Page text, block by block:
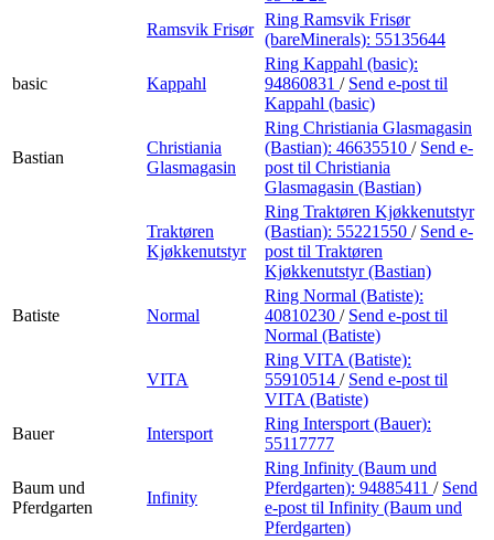
Ramsvik Frisør
Ring Ramsvik Frisør
(bareMinerals): 55135644
basic Kappahl
Ring Kappahl (basic):
94860831 / Send e-post til
Kappahl (basic)
Bastian
Christiania
Glasmagasin
Ring Christiania Glasmagasin
(Bastian): 46635510 / Send e-
post til Christiania
Glasmagasin (Bastian)
Traktøren
Kjøkkenutstyr
Ring Traktøren Kjøkkenutstyr
(Bastian): 55221550 / Send e-
post til Traktøren
Kjøkkenutstyr (Bastian)
Batiste Normal
Ring Normal (Batiste):
40810230 / Send e-post til
Normal (Batiste)
VITA
Ring VITA (Batiste):
55910514 / Send e-post til
VITA (Batiste)
Bauer
Intersport
Ring Intersport (Bauer):
55117777
Baum und
Pferdgarten
Infinity
Ring Infinity (Baum und
Pferdgarten): 94885411 / Send
e-post til Infinity (Baum und
Pferdgarten)